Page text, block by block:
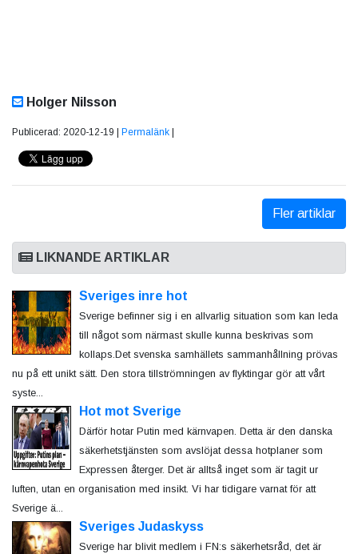
Holger Nilsson
Publicerad: 2020-12-19 | Permalänk |
Fler artiklar
LIKNANDE ARTIKLAR
Sveriges inre hot
Sverige befinner sig i en allvarlig situation som kan leda
till något som närmast skulle kunna beskrivas som
kollaps.Det svenska samhällets sammanhållning prövas
nu på ett unikt sätt. Den stora tillströmningen av flyktingar gör att vårt
syste...
Hot mot Sverige
Därför hotar Putin med kärnvapen. Detta är den danska
säkerhetstjänsten som avslöjat dessa hotplaner som
Expressen återger. Det är alltså inget som är tagit ur
luften, utan en organisation med insikt. Vi har tidigare varnat för att
Sverige ä...
Sveriges Judaskyss
Sverige har blivit medlem i FN:s säkerhetsråd, det är